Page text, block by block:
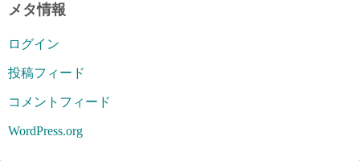
メタ情報
ログイン
投稿フィード
コメントフィード
WordPress.org